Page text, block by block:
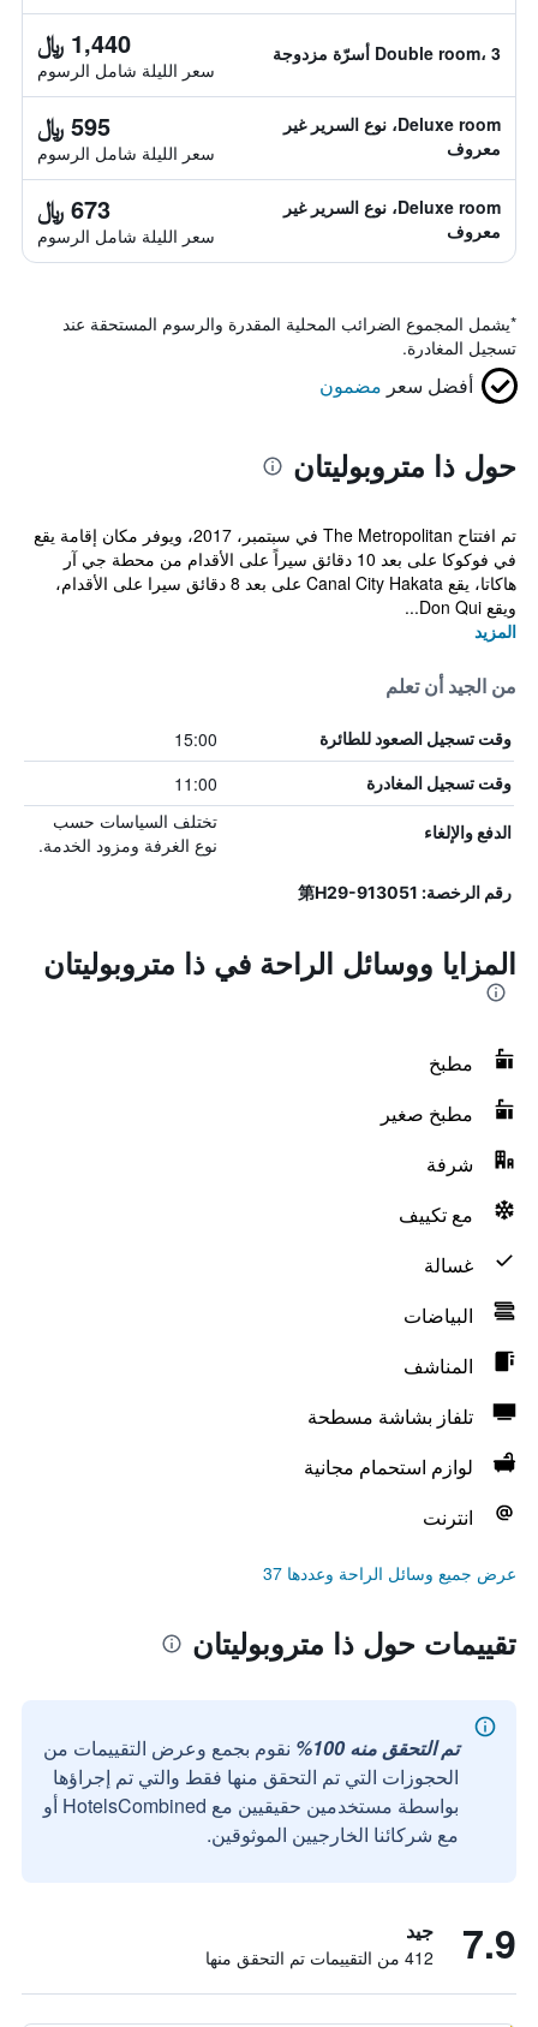
Double room، 3 أسرّة مزدوجة 1,440 ﷼
سعر الليلة شامل الرسوم
Deluxe room، نوع السرير غير
معروف
595 ﷼
سعر الليلة شامل الرسوم
Deluxe room، نوع السرير غير
معروف
673 ﷼
سعر الليلة شامل الرسوم
*يشمل المجموع الضرائب المحلية المقدرة والرسوم المستحقة عند
تسجيل المغادرة.
أفضل سعر مضمون
حول ذا متروبوليتان
تم افتتاح The Metropolitan في سبتمبر، 2017، ويوفر مكان إقامة يقع
في فوكوكا على بعد 10 دقائق سيراً على الأقدام من محطة جي آر
هاكاتا، يقع Canal City Hakata على بعد 8 دقائق سيرا على الأقدام،
ويقع Don Qui...
المزيد
من الجيد أن تعلم
وقت تسجيل الصعود للطائرة 15:00
وقت تسجيل المغادرة 11:00
الدفع والإلغاء
تختلف السياسات حسب
نوع الغرفة ومزود الخدمة.
رقم الرخصة: 第H29-913051
المزايا ووسائل الراحة في ذا متروبوليتان
مطبخ
مطبخ صغير
شرفة
مع تكييف
غسالة
البياضات
المناشف
تلفاز بشاشة مسطحة
لوازم استحمام مجانية
انترنت
عرض جميع وسائل الراحة وعددها 37
تقييمات حول ذا متروبوليتان
تم التحقق منه 100%
نقوم بجمع وعرض التقييمات من
الحجوزات التي تم التحقق منها فقط والتي تم إجراؤها
بواسطة مستخدمين حقيقيين مع HotelsCombined أو
مع شركائنا الخارجيين الموثوقين.
7.9 جيد
412 من التقييمات تم التحقق منها